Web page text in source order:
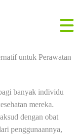
untuk Perawatan
banyak individu
mereka.
dengan obat
penggunaannya,